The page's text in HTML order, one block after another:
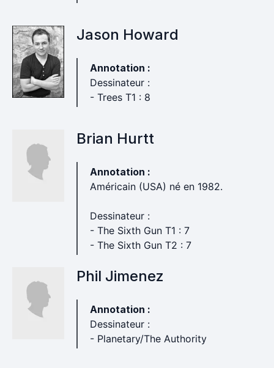
Jason Howard
Annotation :
Dessinateur :
- Trees T1 : 8
Brian Hurtt
Annotation :
Américain (USA) né en 1982.
Dessinateur :
- The Sixth Gun T1 : 7
- The Sixth Gun T2 : 7
Phil Jimenez
Annotation :
Dessinateur :
- Planetary/The Authority